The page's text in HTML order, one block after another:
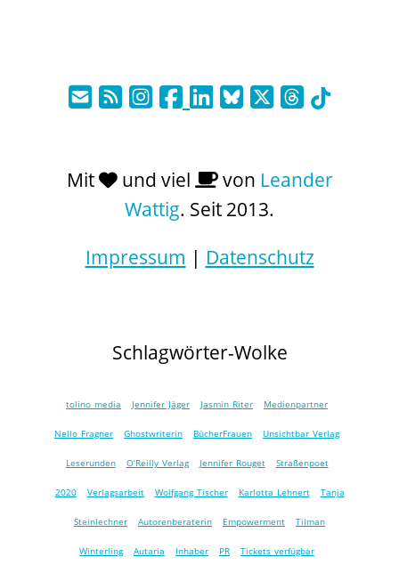
Mit und viel von Leander
Wattig. Seit 2013.
Impressum | Datenschutz
Schlagwörter-Wolke
tolino media Jennifer Jäger Jasmin Riter Medienpartner
Nello Fragner Ghostwriterin BücherFrauen Unsichtbar Verlag
Leserunden O’Reilly Verlag Jennifer Rouget Straßenpoet
2020 Verlagsarbeit Wolfgang Tischer Karlotta Lehnert Tanja
Steinlechner Autorenberaterin Empowerment Tilman
Winterling Autaria Inhaber PR Tickets verfügbar